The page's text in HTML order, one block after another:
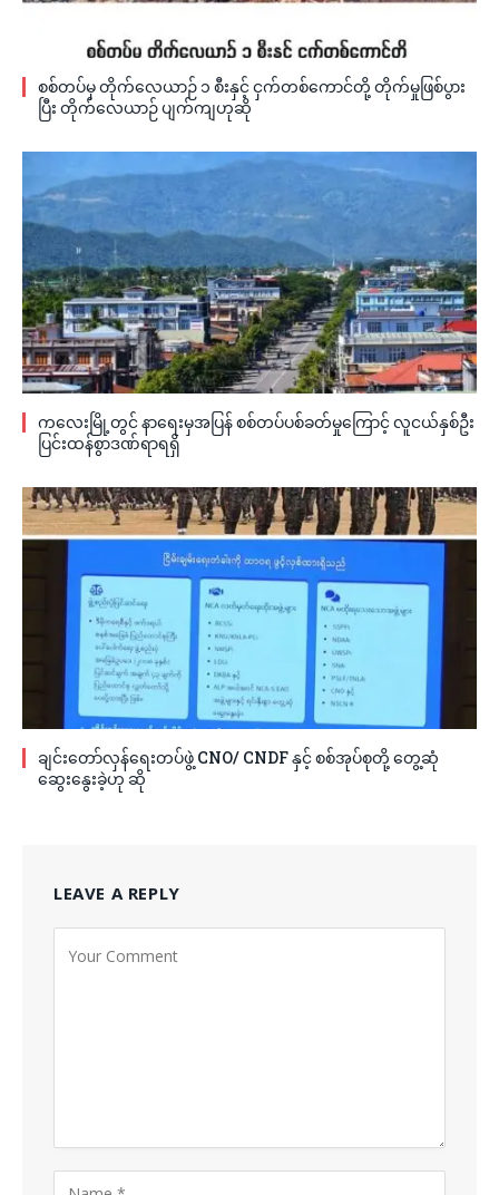
စစ်တပ်မှ တိုက်လေယာဉ် ၁ စီးနှင့် ငှက်တစ်ကောင်တို့ တိုက်မှုဖြစ်ပွား
ပြီး တိုက်လေယာဉ် ပျက်ကျဟုဆို
ကလေးမြို့တွင် နာရေးမှအပြန် စစ်တပ်ပစ်ခတ်မှုကြောင့် လူငယ်နှစ်ဦး
ပြင်းထန်စွာဒဏ်ရာရရှိ
ချင်းတော်လှန်ရေးတပ်ဖွဲ့ CNO/ CNDF နှင့် စစ်အုပ်စုတို့ တွေ့ဆုံ
ဆွေးနွေးခဲ့ဟု ဆို
LEAVE A REPLY